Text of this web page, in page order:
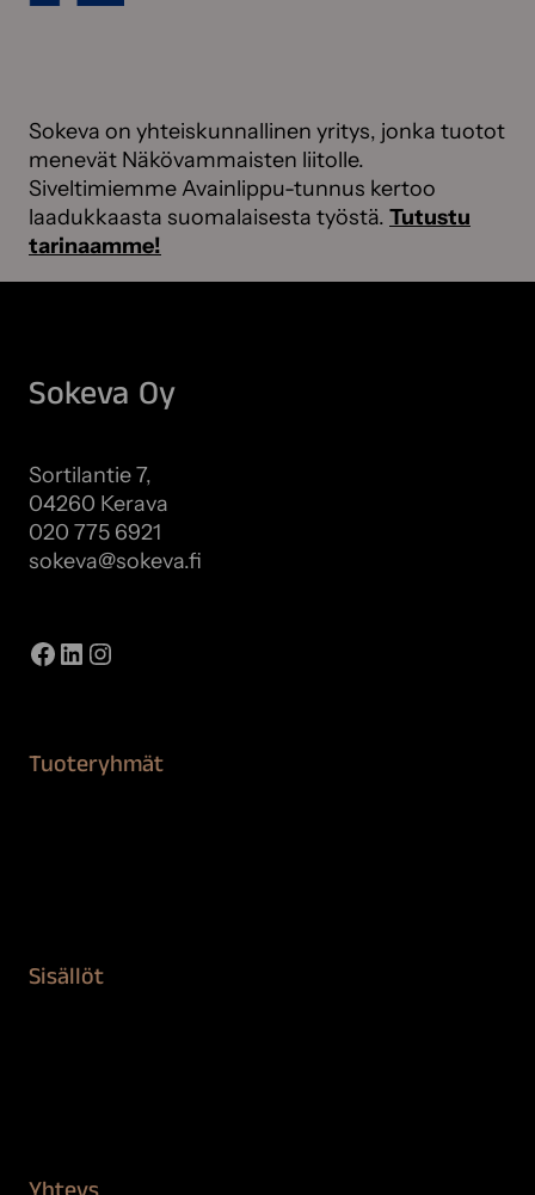
Sokeva on yhteiskunnallinen yritys, jonka tuotot
menevät Näkövammaisten liitolle.
Siveltimiemme Avainlippu-tunnus kertoo
laadukkaasta suomalaisesta työstä. Tutustu
tarinaamme!
Sokeva Oy
Sortilantie 7,
04260 Kerava
020 775 6921
sokeva@sokeva.fi
Facebook
LinkedIn
Instagram
Tuoteryhmät
Sisällöt